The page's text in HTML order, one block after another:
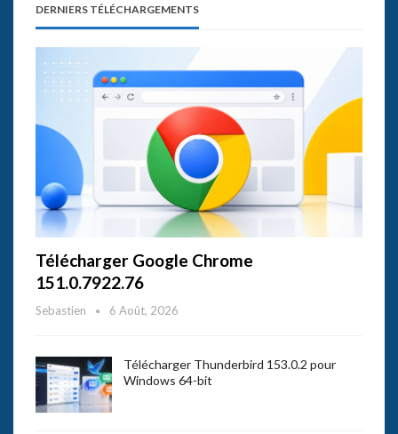
DERNIERS TÉLÉCHARGEMENTS
Télécharger Google Chrome
151.0.7922.76
Sebastien 6 Août, 2026
Télécharger Thunderbird 153.0.2 pour
Windows 64-bit